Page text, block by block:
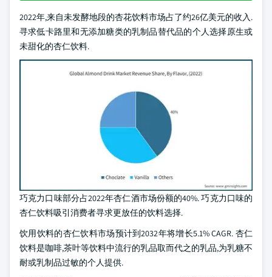
2022年,来自未发酵地段的杏花饮料市场占了约26亿美元的收入.
寻求低卡路里和无添加糖类的乳制品替代品的个人选择原生或
未甜化的杏仁饮料.
巧克力口味部分占2022年杏仁酒市场份额的40%. 巧克力口味的
杏仁饮料吸引消费者寻求更放任的饮料选择.
饮用饮料的杏仁饮料市场预计到2032年将增长5.1% CAGR. 杏仁
饮料是咖啡,茶叶等饮料中流行的乳品取而代之的乳品,为乳糖不
耐或乳制品过敏的个人提供.